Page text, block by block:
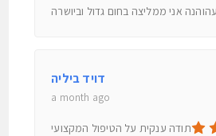
אני ממליצה בחום גדול וביושרה
דויד ביליה
a month ago
תודה ענקית על הטיפול המקצועי